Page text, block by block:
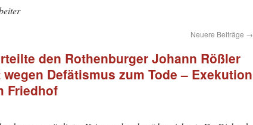
Neuere Beiträge →
den Rothenburger Johann Rößler
Defätismus zum Tode – Exekution
Friedhof